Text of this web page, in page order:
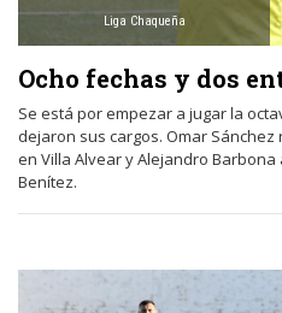
Liga Chaqueña
Ocho fechas y dos
Se está por empezar a jugar la
dejaron sus cargos. Omar
en Villa Alvear y Alejandro
Benítez.